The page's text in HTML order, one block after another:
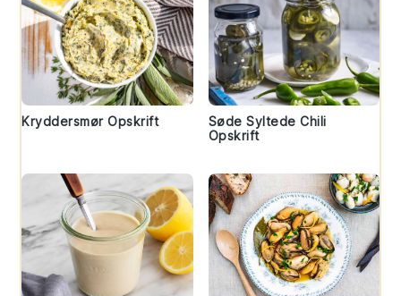
Kryddersmør Opskrift
Søde Syltede Chili
Opskrift